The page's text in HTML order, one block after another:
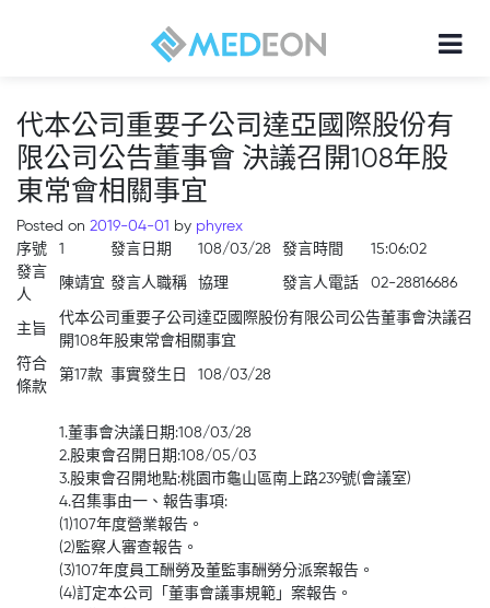
代本公司重要子公司達亞國際股份有
限公司公告董事會 決議召開108年股
東常會相關事宜
Posted on 2019-04-01 by phyrex
序號
1 發言日期 108/03/28 發言時間
15:06:02
發言
人
陳靖宜 發言人職稱 協理 發言人電話 02-28816686
主旨
代本公司重要子公司達亞國際股份有限公司公告董事會決議召
開108年股東常會相關事宜
符合
條款
第17款 事實發生日 108/03/28
1.董事會決議日期:108/03/28
2.股東會召開日期:108/05/03
3.股東會召開地點:桃園市龜山區南上路239號(會議室)
4.召集事由一、報告事項:
(1)107年度營業報告。
(2)監察人審查報告。
(3)107年度員工酬勞及董監事酬勞分派案報告。
(4)訂定本公司「董事會議事規範」案報告。